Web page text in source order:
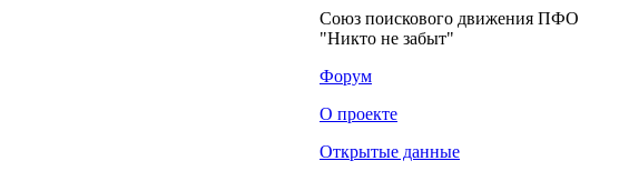
Союз поискового движения ПФО
"Никто не забыт"
Форум
О проекте
Открытые данные